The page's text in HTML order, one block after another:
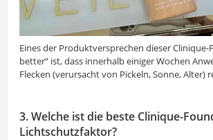
Eines der Produktversprechen dieser Clinique-
better“ ist, dass innerhalb einiger Wochen
Flecken (verursacht von Pickeln, Sonne, Alter)
3. Welche ist die beste Clinique-
Lichtschutzfaktor?